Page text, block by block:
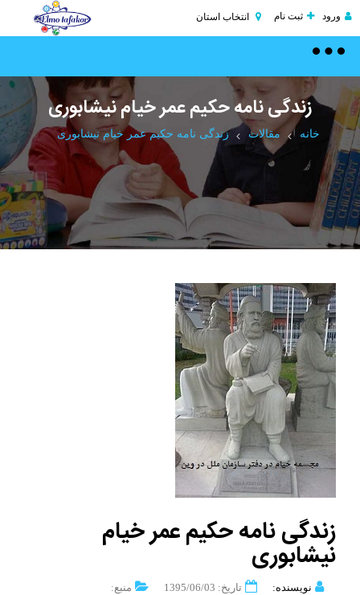
ورود ثبت نام انتخاب استان
Toggle
زندگی نامه حکیم عمر خیام نیشابوری
خانه مقالات زندگی نامه حکیم عمر خیام نیشابوری
زندگی نامه حکیم عمر خیام
نیشابوری
نویسنده: تاریخ: 1395/06/03
منبع: